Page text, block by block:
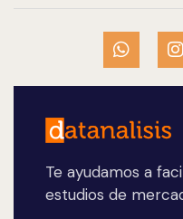
Te ayudamos a
estudios de